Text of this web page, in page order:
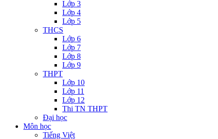
Lớp 3
Lớp 4
Lớp 5
THCS
Lớp 6
Lớp 7
Lớp 8
Lớp 9
THPT
Lớp 10
Lớp 11
Lớp 12
Thi TN THPT
Đại học
Môn học
Tiếng Việt